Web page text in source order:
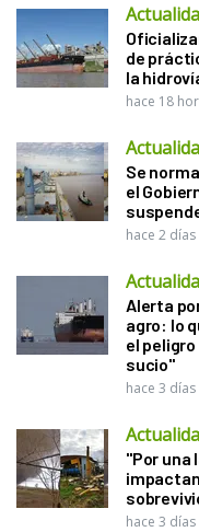
de
la
hace 18
Se
el
hace 2 días
Alerta
agro: lo
el
sucio"
hace 3 días
"Por una
hace 3 días